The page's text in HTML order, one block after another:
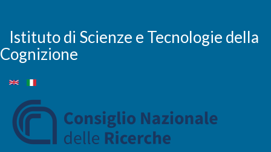
main
content
Istituto di Scienze e Tecnologie della
Cognizione